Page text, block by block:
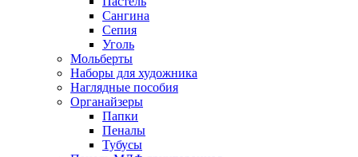
Сангина
Сепия
Уголь
Мольберты
Наборы для художника
Наглядные пособия
Органайзеры
Папки
Пеналы
Тубусы